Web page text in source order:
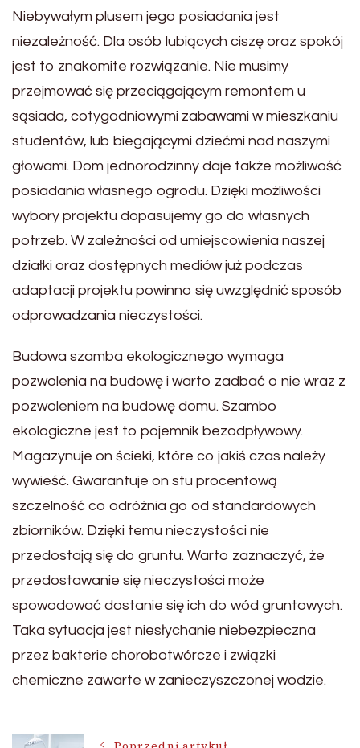
Niebywałym plusem jego posiadania jest
niezależność. Dla osób lubiących ciszę oraz spokój
jest to znakomite rozwiązanie. Nie musimy
przejmować się przeciągającym remontem u
sąsiada, cotygodniowymi zabawami w mieszkaniu
studentów, lub biegającymi dziećmi nad naszymi
głowami. Dom jednorodzinny daje także możliwość
posiadania własnego ogrodu. Dzięki możliwości
wybory projektu dopasujemy go do własnych
potrzeb. W zależności od umiejscowienia naszej
działki oraz dostępnych mediów już podczas
adaptacji projektu powinno się uwzględnić sposób
odprowadzania nieczystości.
Budowa szamba ekologicznego wymaga
pozwolenia na budowę i warto zadbać o nie wraz z
pozwoleniem na budowę domu. Szambo
ekologiczne jest to pojemnik bezodpływowy.
Magazynuje on ścieki, które co jakiś czas należy
wywieść. Gwarantuje on stu procentową
szczelność co odróżnia go od standardowych
zbiorników. Dzięki temu nieczystości nie
przedostają się do gruntu. Warto zaznaczyć, że
przedostawanie się nieczystości może
spowodować dostanie się ich do wód gruntowych.
Taka sytuacja jest niesłychanie niebezpieczna
przez bakterie chorobotwórcze i związki
chemiczne zawarte w zanieczyszczonej wodzie.